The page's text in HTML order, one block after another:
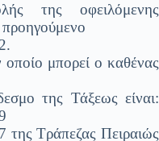
της οφειλόμενης
μπορεί ο καθένας
της Τάξεως είναι:
Τράπεζας Πειραιώς